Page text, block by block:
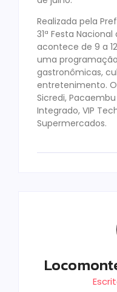
Realizada pela
31ª Festa
acontece de 9 a
uma
gastronômicas,
entretenimento.
Sicredi,
Integrado, VIP
Supermercados.